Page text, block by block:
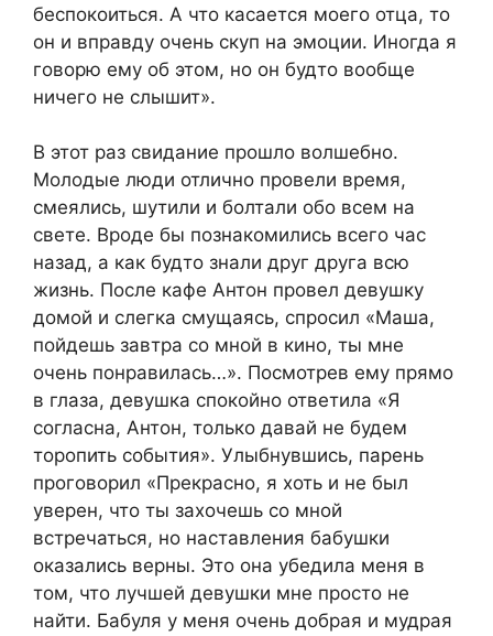
беспокоиться. А что касается моего отца, то
он и вправду очень скуп на эмоции. Иногда я
говорю ему об этом, но он будто вообще
ничего не слышит».
В этот раз свидание прошло волшебно.
Молодые люди отлично провели время,
смеялись, шутили и болтали обо всем на
свете. Вроде бы познакомились всего час
назад, а как будто знали друг друга всю
жизнь. После кафе Антон провел девушку
домой и слегка смущаясь, спросил «Маша,
пойдешь завтра со мной в кино, ты мне
очень понравилась…». Посмотрев ему прямо
в глаза, девушка спокойно ответила «Я
согласна, Антон, только давай не будем
торопить события». Улыбнувшись, парень
проговорил «Прекрасно, я хоть и не был
уверен, что ты захочешь со мной
встречаться, но наставления бабушки
оказались верны. Это она убедила меня в
том, что лучшей девушки мне просто не
найти. Бабуля у меня очень добрая и мудрая